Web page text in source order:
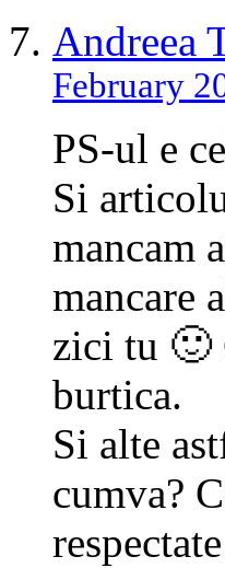
Andreea
February
PS-ul e
Si
mancam
mancare
zici tu 🙂
burtica.
Si alte
cumva?